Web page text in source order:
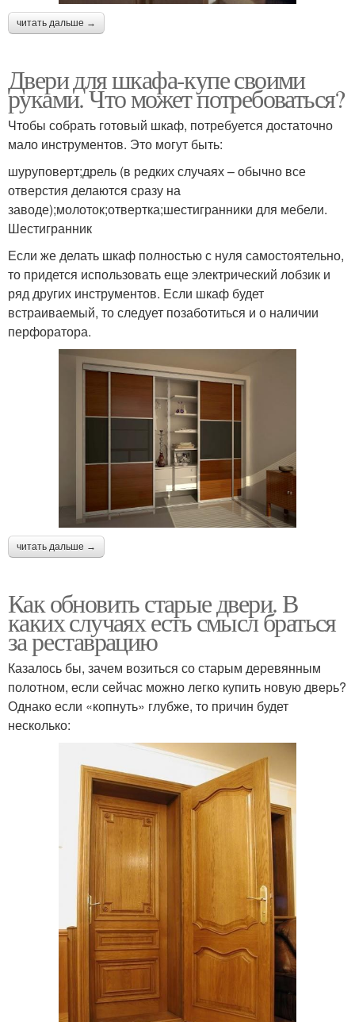
читать дальше →
Двери для шкафа-купе своими
руками. Что может потребоваться?
Чтобы собрать готовый шкаф, потребуется достаточно
мало инструментов. Это могут быть:
шуруповерт;дрель (в редких случаях – обычно все
отверстия делаются сразу на
заводе);молоток;отвертка;шестигранники для мебели.
Шестигранник
Если же делать шкаф полностью с нуля самостоятельно,
то придется использовать еще электрический лобзик и
ряд других инструментов. Если шкаф будет
встраиваемый, то следует позаботиться и о наличии
перфоратора.
читать дальше →
Как обновить старые двери. В
каких случаях есть смысл браться
за реставрацию
Казалось бы, зачем возиться со старым деревянным
полотном, если сейчас можно легко купить новую дверь?
Однако если «копнуть» глубже, то причин будет
несколько: